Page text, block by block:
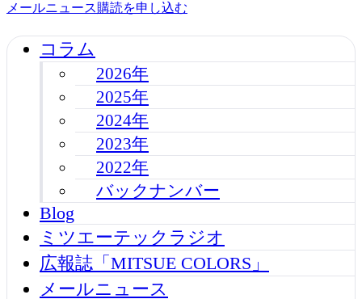
メールニュース購読を申し込む
コラム
2026年
2025年
2024年
2023年
2022年
バックナンバー
Blog
ミツエーテックラジオ
広報誌「MITSUE COLORS」
メールニュース